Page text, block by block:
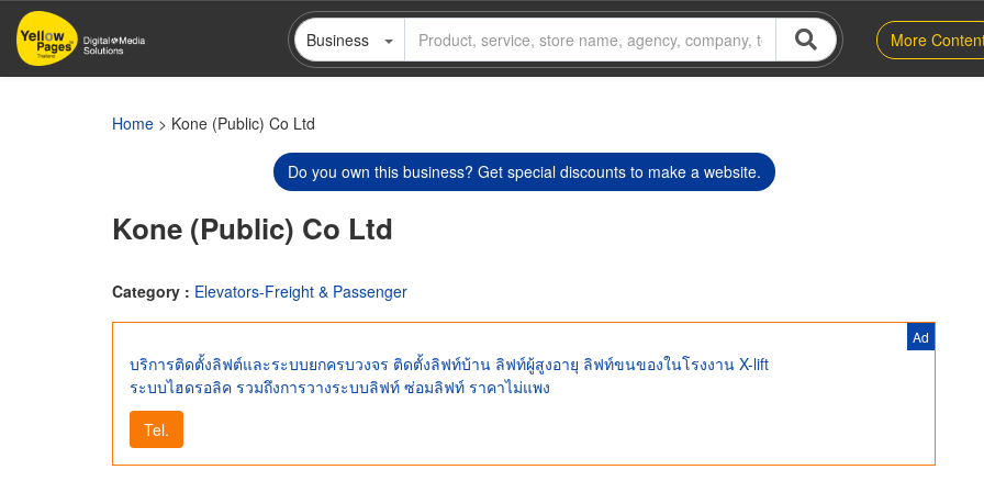
Skip
main
Business More
Home > Kone (Public) Co Ltd
Do you own this business? Get special discounts to make a website.
Kone (Public) Co Ltd
Category : Elevators-Freight & Passenger
Ad
บริการติดตั้งลิฟต์และระบบยกครบวงจร ติดตั้งลิฟท์บ้าน ลิฟท์ผู้สูงอายุ ลิฟท์ขนของในโรงงาน X-lift
ระบบไฮดรอลิค รวมถึงการวางระบบลิฟท์ ซ่อมลิฟท์ ราคาไม่แพง
Tel.